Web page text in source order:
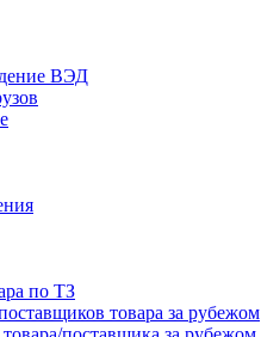
ВЭД
по ТЗ
товара за рубежом